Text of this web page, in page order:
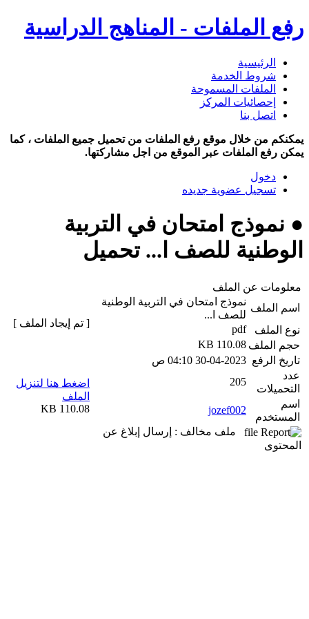
رفع الملفات - المناهج الدراسية
الرئيسية
شروط الخدمة
الملفات المسموحة
إحصائيات المركز
اتصل بنا
يمكنكم من خلال موقع رفع الملفات من تحميل جميع الملفات ، كما
يمكن رفع الملفات عبر الموقع من اجل مشاركتها.
دخول
تسجيل عضوية جديده
● نموذج امتحان في التربية
الوطنية للصف ا... تحميل
معلومات عن الملف
اسم الملف
نموذج امتحان في التربية الوطنية
للصف ا...
نوع الملف
pdf
حجم الملف 110.08 KB
تاريخ الرفع 30-04-2023 04:10 ص
عدد
التحميلات
205
اسم
المستخدم
jozef002
ملف مخالف : إرسال إبلاغ عن
المحتوى
[ تم إيجاد الملف ]
اضغط هنا لتنزيل
الملف
110.08 KB